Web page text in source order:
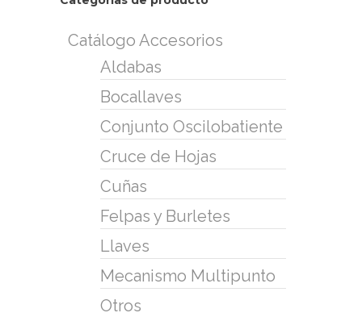
Catálogo Accesorios
Aldabas
Bocallaves
Conjunto Oscilobatiente
Cruce de Hojas
Cuñas
Felpas y Burletes
Llaves
Mecanismo Multipunto
Otros